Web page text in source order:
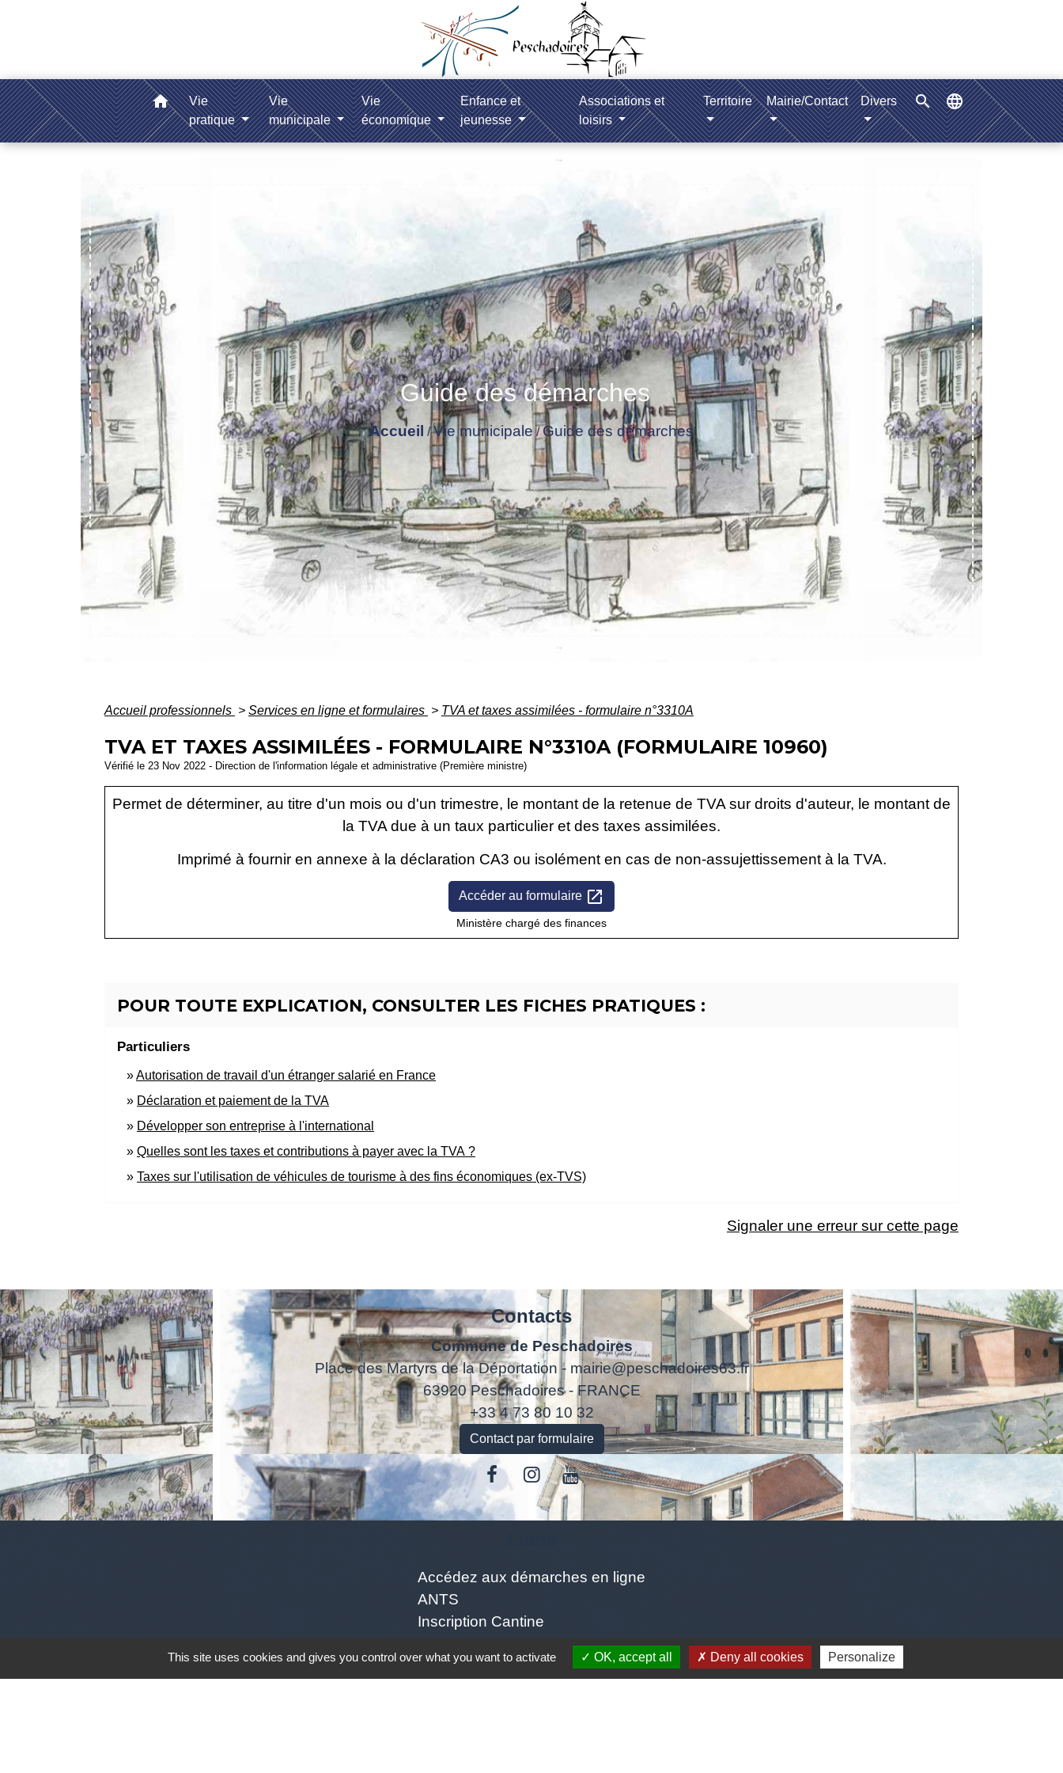
home
Vie
pratique
Vie
municipale
Vie
économique
Enfance et
jeunesse
Associations et
loisirs
Territoire Mairie/Contact Divers search language
Guide des démarches
Accueil /Vie municipale /Guide des démarches
Accueil professionnels > Services en ligne et formulaires > TVA et taxes assimilées - formulaire n°3310A
TVA ET TAXES ASSIMILÉES - FORMULAIRE N°3310A (FORMULAIRE 10960)
Vérifié le 23 Nov 2022 - Direction de l'information légale et administrative (Première ministre)
Permet de déterminer, au titre d'un mois ou d'un trimestre, le montant de la retenue de TVA sur droits d'auteur, le montant de
la TVA due à un taux particulier et des taxes assimilées.
Imprimé à fournir en annexe à la déclaration CA3 ou isolément en cas de non-assujettissement à la TVA.
Accéder au formulaire open_in_new
Ministère chargé des finances
POUR TOUTE EXPLICATION, CONSULTER LES FICHES PRATIQUES :
Particuliers
Autorisation de travail d'un étranger salarié en France
Déclaration et paiement de la TVA
Développer son entreprise à l'international
Quelles sont les taxes et contributions à payer avec la TVA ?
Taxes sur l'utilisation de véhicules de tourisme à des fins économiques (ex-TVS)
Signaler une erreur sur cette page
Contacts
Commune de Peschadoires
Place des Martyrs de la Déportation - mairie@peschadoires63.fr
63920 Peschadoires - FRANCE
+33 4 73 80 10 32
Contact par formulaire
Accédez aux démarches en ligne
ANTS
Inscription Cantine
Jumelages
This site uses cookies and gives you control over what you want to activate OK, accept all Deny all cookies Personalize